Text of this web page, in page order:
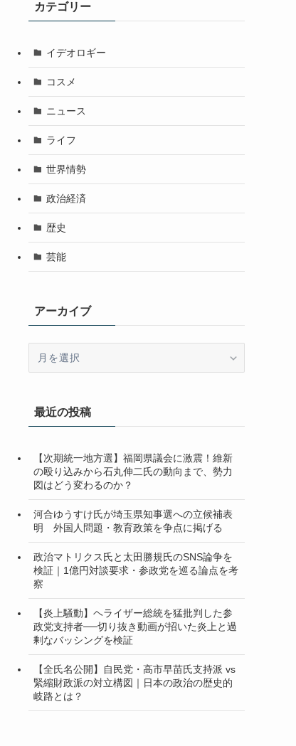
カテゴリー
イデオロギー
コスメ
ニュース
ライフ
世界情勢
政治経済
歴史
芸能
アーカイブ
ブ最近の投稿
【次期統一地方選】福岡県議会に激震！維新
の殴り込みから石丸伸二氏の動向まで、勢力
図はどう変わるのか？
河合ゆうすけ氏が埼玉県知事選への立候補表
明 外国人問題・教育政策を争点に掲げる
政治マトリクス氏と太田勝規氏のSNS論争を
検証｜1億円対談要求・参政党を巡る論点を考
察
【炎上騒動】ヘライザー総統を猛批判した参
政党支持者──切り抜き動画が招いた炎上と過
剰なバッシングを検証
【全氏名公開】自民党・高市早苗氏支持派 vs
緊縮財政派の対立構図｜日本の政治の歴史的
岐路とは？